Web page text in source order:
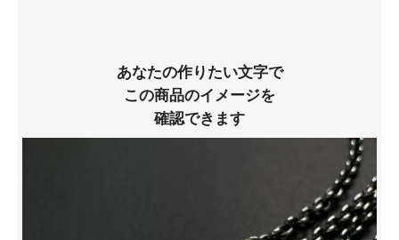
あなたの作りたい文字で
この商品のイメージを
確認できます